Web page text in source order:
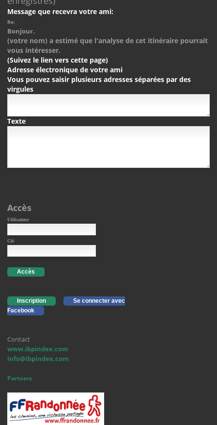
Message que recevra votre ami:
Re:
Bonjour.
(votre nom) a estimé que l'analyse de cet itinéraire pourrait
vous intéresser.
(Suivez le lien vers cette page)
Adresse électronique de votre ami
Vous pouvez saisir plusieurs adresses séparées par des
virgules
Texte
Accès
Utilisateur
Clé
Accès
Inscription
Se connecter avec
Facebook
Contact
www.ibpindex.com
info@ibpindex.com
Partners